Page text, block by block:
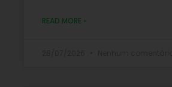
READ MORE »